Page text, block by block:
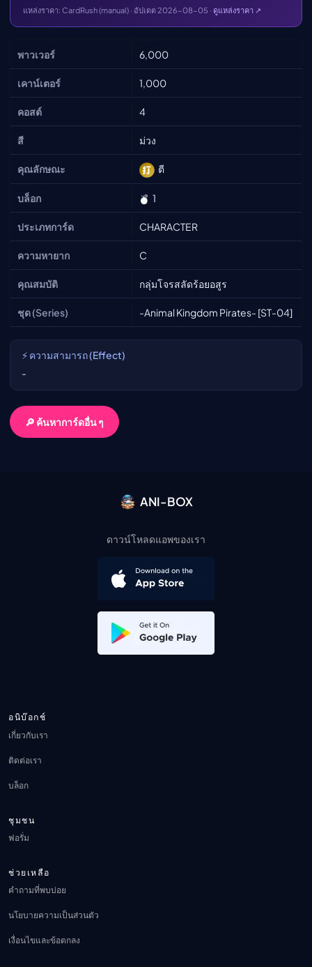
แหล่งราคา: CardRush (manual) · อัปเดต 2026-08-05 · ดูแหล่งราคา ↗
พาวเวอร์ 6,000
เคาน์เตอร์ 1,000
คอสต์ 4
สี ม่วง
คุณลักษณะ ตี
บล็อก 1
ประเภทการ์ด CHARACTER
ความหายาก C
คุณสมบัติ กลุ่มโจรสลัดร้อยอสูร
ชุด (Series) -Animal Kingdom Pirates- [ST-04]
⚡ ความสามารถ (Effect)
-
🔎 ค้นหาการ์ดอื่น ๆ
ANI-BOX
ดาวน์โหลดแอพของเรา
อนิบ๊อกช์
เกี่ยวกับเรา
ติดต่อเรา
บล็อก
ชุมชน
ฟอรั่ม
ช่วยเหลือ
คำถามที่พบบ่อย
นโยบายความเป็นส่วนตัว
เงื่อนไขและข้อตกลง